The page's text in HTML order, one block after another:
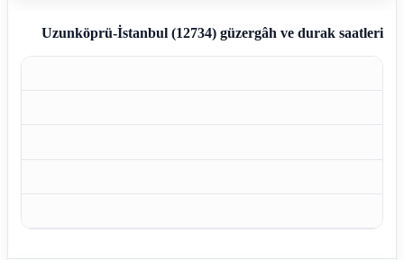
Uzunköprü-İstanbul (12734)güzergâh ve durak saatleri